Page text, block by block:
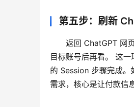
第五步：刷新
返回 ChatGPT 网
目标账号后再看。 这
的 Session 步骤完成。
需求，核心是让付款信